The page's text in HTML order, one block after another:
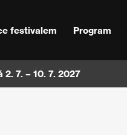
festivalem Program
2. 7. – 10. 7. 2027